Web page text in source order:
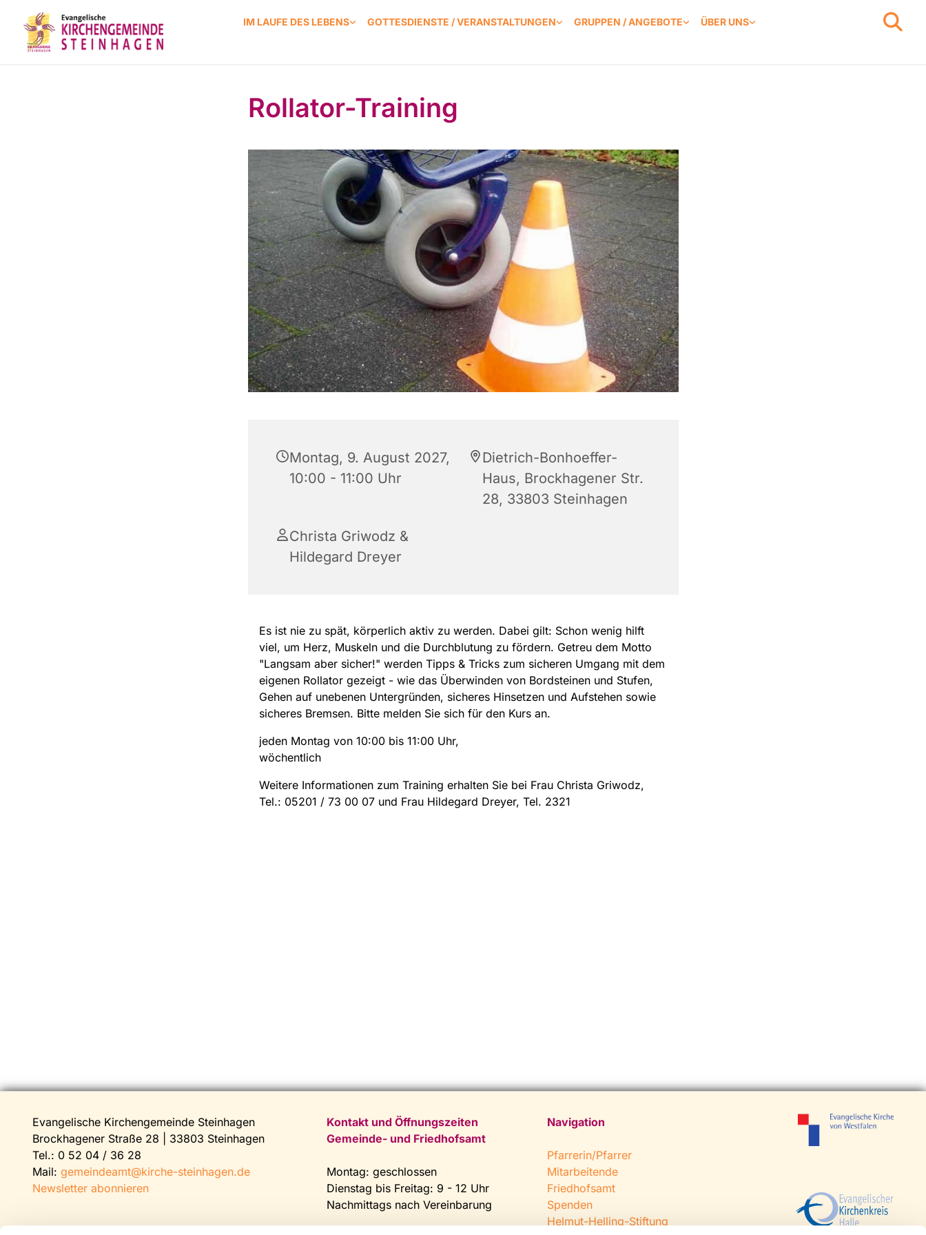
IM LAUFE DES LEBENS GOTTESDIENSTE / VERANSTALTUNGEN GRUPPEN / ANGEBOTE ÜBER UNS
Rollator-Training
Montag, 9. August 2027,
10:00 - 11:00 Uhr
Dietrich-Bonhoeffer-
Haus, Brockhagener Str.
28, 33803 Steinhagen
Christa Griwodz &
Hildegard Dreyer
Es ist nie zu spät, körperlich aktiv zu werden. Dabei gilt: Schon wenig hilft
viel, um Herz, Muskeln und die Durchblutung zu fördern. Getreu dem Motto
"Langsam aber sicher!" werden Tipps & Tricks zum sicheren Umgang mit dem
eigenen Rollator gezeigt - wie das Überwinden von Bordsteinen und Stufen,
Gehen auf unebenen Untergründen, sicheres Hinsetzen und Aufstehen sowie
sicheres Bremsen. Bitte melden Sie sich für den Kurs an.
jeden Montag von 10:00 bis 11:00 Uhr,
wöchentlich
Weitere Informationen zum Training erhalten Sie bei Frau Christa Griwodz,
Tel.: 05201 / 73 00 07 und Frau Hildegard Dreyer, Tel. 2321
Evangelische Kirchengemeinde Steinhagen
Brockhagener Straße 28 | 33803 Steinhagen
Tel.: 0 52 04 / 36 28
Mail: gemeindeamt@kirche-steinhagen.de
Newsletter abonnieren
Kontakt und Öffnungszeiten
Gemeinde- und Friedhofsamt
Montag: geschlossen
Dienstag bis Freitag: 9 - 12 Uhr
Nachmittags nach Vereinbarung
Navigation
Pfarrerin/Pfarrer
Mitarbeitende
Friedhofsamt
Spenden
Helmut-Helling-Stiftung